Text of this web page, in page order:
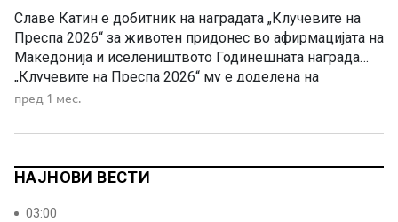
Славе Катин е добитник на наградата „Клучевите на
Преспа 2026“ за животен придонес во афирмацијата на
Македонија и иселеништвото Годинешната награда
„Клучевите на Преспа 2026“ му е доделена на
истакнатиот македонски публицист, новинар и
достигнувања во публицистиката, науката и
афирмацијата на Македонија во […]
пред 1 мес.
НАЈНОВИ ВЕСТИ
03:00